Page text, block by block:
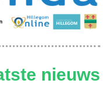
nieuws